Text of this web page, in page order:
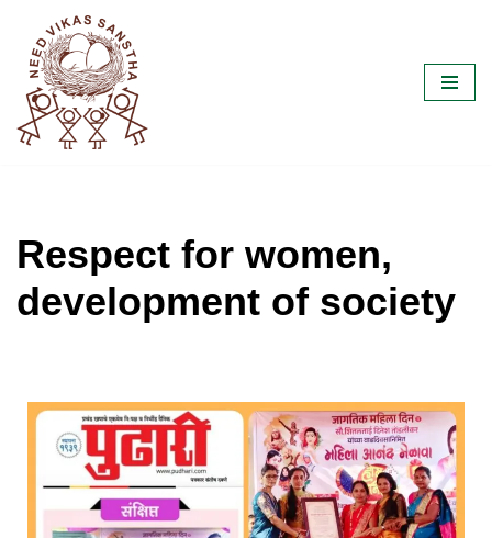
Skip
content
Respect for women,
development of society